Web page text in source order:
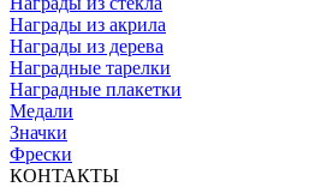
Награды из акрила
Награды из дерева
Наградные тарелки
Наградные плакетки
Медали
Значки
Фрески
КОНТАКТЫ